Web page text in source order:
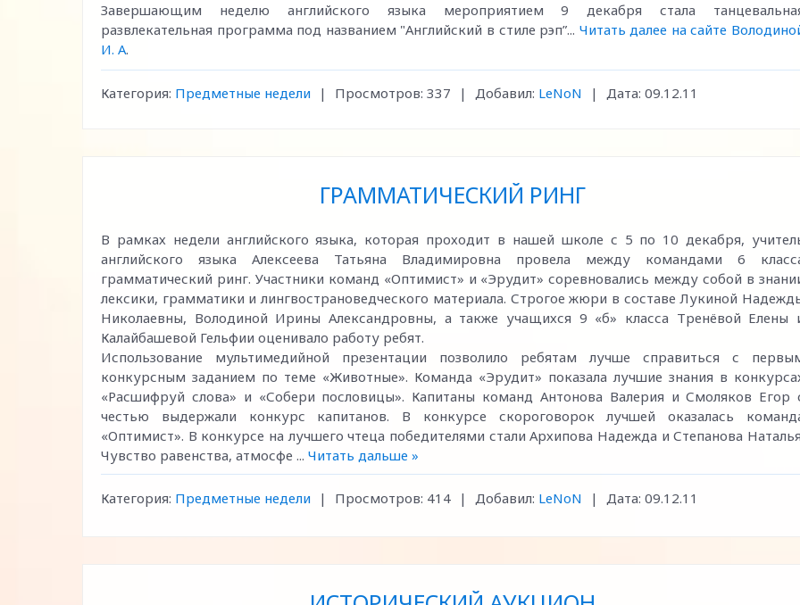
Завершающим неделю английского языка мероприятием 9 декабря стала
развлекательная программа под названием "Английский в стиле рэп”... Читать далее на сайте
И. А.
Категория: Предметные недели | Просмотров: 337 | Добавил: LeNoN | Дата: 09.12.11
ГРАММАТИЧЕСКИЙ РИНГ
В рамках недели английского языка, которая проходит в нашей школе с 5 по 10 декабря,
английского языка Алексеева Татьяна Владимировна провела между командами 6
грамматический ринг. Участники команд «Оптимист» и «Эрудит» соревновались между собой в
лексики, грамматики и лингвострановедческого материала. Строгое жюри в составе Лукиной
Николаевны, Володиной Ирины Александровны, а также учащихся 9 «б» класса Тренёвой Елены
Калайбашевой Гельфии оценивало работу ребят.
Использование мультимедийной презентации позволило ребятам лучше справиться с
конкурсным заданием по теме «Животные». Команда «Эрудит» показала лучшие знания в
«Расшифруй слова» и «Собери пословицы». Капитаны команд Антонова Валерия и Смоляков Егор
честью выдержали конкурс капитанов. В конкурсе скороговорок лучшей оказалась
«Оптимист». В конкурсе на лучшего чтеца победителями стали Архипова Надежда и Степанова
Чувство равенства, атмосфе ... Читать дальше »
Категория: Предметные недели | Просмотров: 414 | Добавил: LeNoN | Дата: 09.12.11